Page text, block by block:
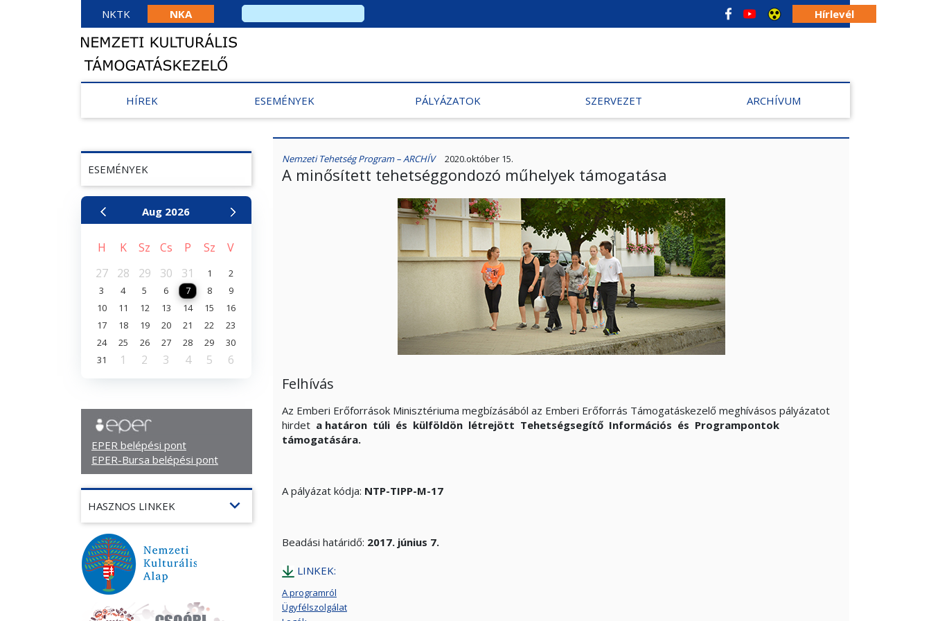
NKTK NKA Hírlevél
HÍREK ESEMÉNYEK PÁLYÁZATOK SZERVEZET ARCHÍVUM
ESEMÉNYEK
Aug 2026
H K Sz Cs P Sz
V
27
28 29 30 31 1
2
3
4 5 6 7 8
9
10
11 12 13 14 15
16
17
18 19 20 21 22
23
24
25 26 27 28 29
30
31
1 2 3 4 5 6
EPER belépési pont
EPER-Bursa belépési pont
HASZNOS LINKEK expand_more
Nemzeti Tehetség Program – ARCHÍV 2020.október 15.
A minősített tehetséggondozó műhelyek támogatása
Felhívás
Az Emberi Erőforrások Minisztériuma megbízásából az Emberi Erőforrás Támogatáskezelő meghívásos pályázatot
hirdet a határon túli és külföldön létrejött Tehetségsegítő Információs és Programpontok
támogatására.
A pályázat kódja: NTP-TIPP-M-17
Beadási határidő: 2017. június 7.
LINKEK:
A programról
Ügyfélszolgálat